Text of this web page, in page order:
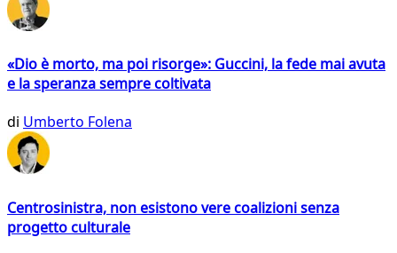
«Dio è morto, ma poi risorge»: Guccini, la fede mai avuta
e la speranza sempre coltivata
di Umberto Folena
Centrosinistra, non esistono vere coalizioni senza
progetto culturale